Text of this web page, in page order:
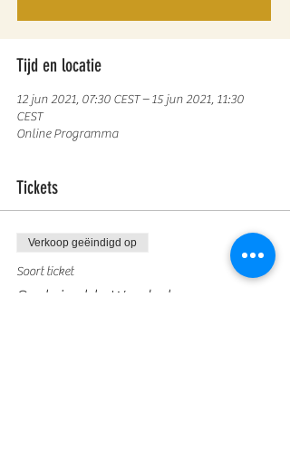
Tijd en locatie
12 jun 2021, 07:30 CEST – 15 jun 2021, 11:30
CEST
Online Programma
Tickets
Verkoop geëindigd op
Soort ticket
Sustainable Wardrobe